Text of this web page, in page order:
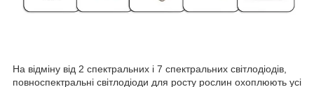
На відміну від 2 спектральних і 7 спектральних світлодіодів,
повноспектральні світлодіоди для росту рослин охоплюють усі